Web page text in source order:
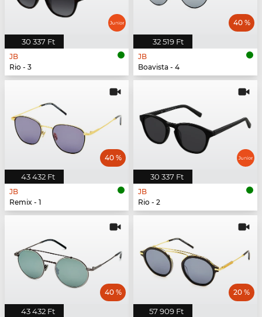
30 337 Ft
JB
Rio - 3
32 519 Ft
40 %
JB
Boavista - 4
43 432 Ft
40 %
JB
Remix - 1
30 337 Ft
JB
Rio - 2
43 432 Ft
40 %
57 909 Ft
20 %